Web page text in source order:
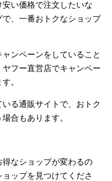
い価格で注文したいな
、一番おトクなショップ
ンペーンをしていること
フー直営店でキャンペー
。
る通販サイトで、おトク
合もあります。
なショップが変わるの
ップを見つけてくださ